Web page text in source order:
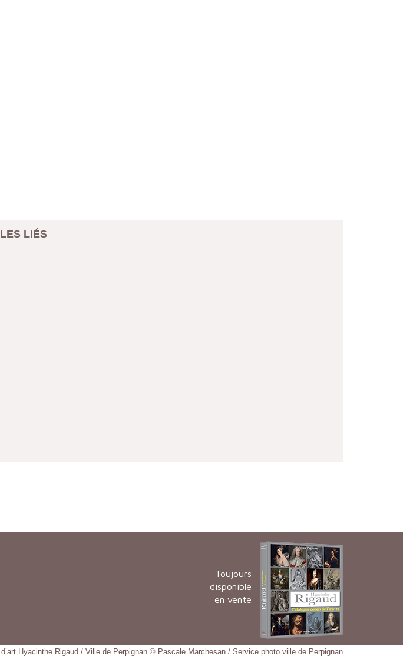
LIÉS
Toujours
disponible
en vente
Hyacinthe Rigaud / Ville de Perpignan © Pascale Marchesan / Service photo ville de Perpignan